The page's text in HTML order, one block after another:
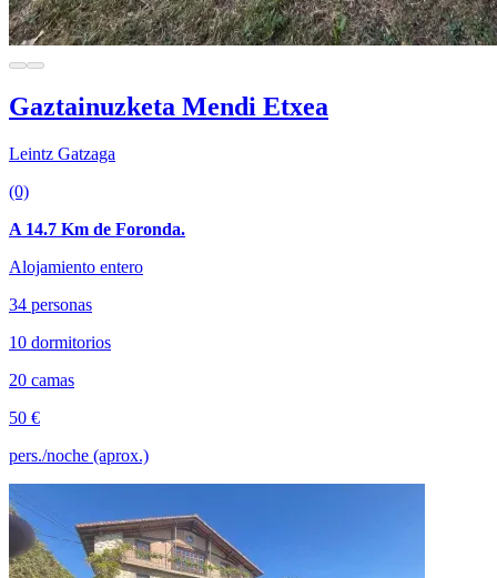
Gaztainuzketa Mendi Etxea
Leintz Gatzaga
(0)
A 14.7 Km de Foronda.
Alojamiento entero
34 personas
10 dormitorios
20 camas
50 €
pers./noche (aprox.)